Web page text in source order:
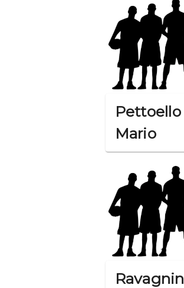
Pettoello
Mario
Ravagnin